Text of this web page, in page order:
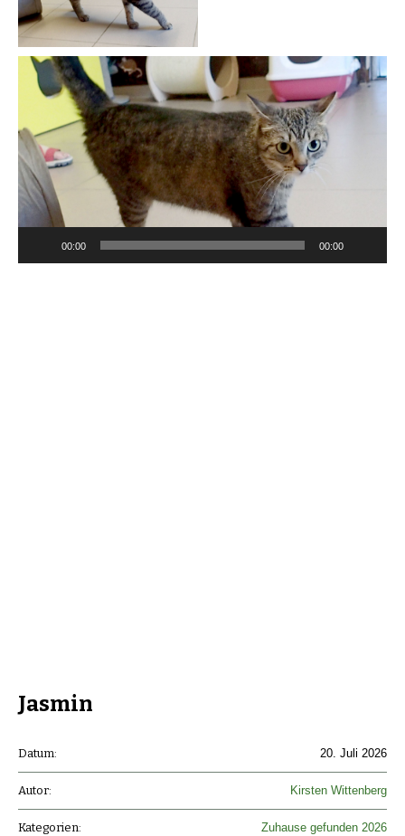
Video-
Player
00:00 00:00
Jasmin
Datum: 20. Juli 2026
Autor: Kirsten Wittenberg
Kategorien: Zuhause gefunden 2026